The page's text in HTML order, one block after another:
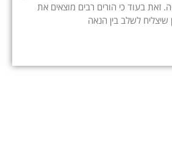
זאת בעוד כי הורים רבים מוצאים את
לשלב בין הנאה